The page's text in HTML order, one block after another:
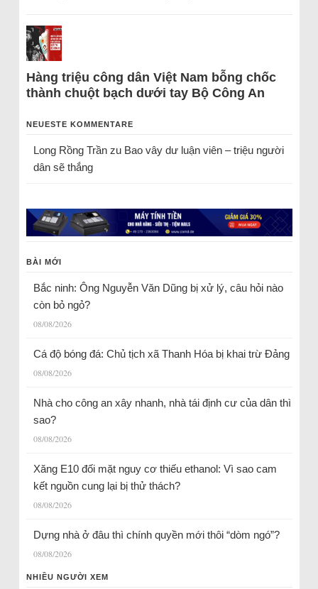
Hàng triệu công dân Việt Nam bỗng chốc
thành chuột bạch dưới tay Bộ Công An
NEUESTE KOMMENTARE
Long Rồng Trầnzu Bao vây dư luận viên – triệu người
dân sẽ thắng
BÀI MỚI
Bắc ninh: Ông Nguyễn Văn Dũng bị xử lý, câu hỏi nào
còn bỏ ngỏ?
08/08/2026
Cá độ bóng đá: Chủ tịch xã Thanh Hóa bị khai trừ Đảng
08/08/2026
Nhà cho công an xây nhanh, nhà tái định cư của dân thì
sao?
08/08/2026
Xăng E10 đối mặt nguy cơ thiếu ethanol: Vì sao cam
kết nguồn cung lại bị thử thách?
08/08/2026
Dựng nhà ở đâu thì chính quyền mới thôi “dòm ngó”?
08/08/2026
NHIỀU NGƯỜI XEM